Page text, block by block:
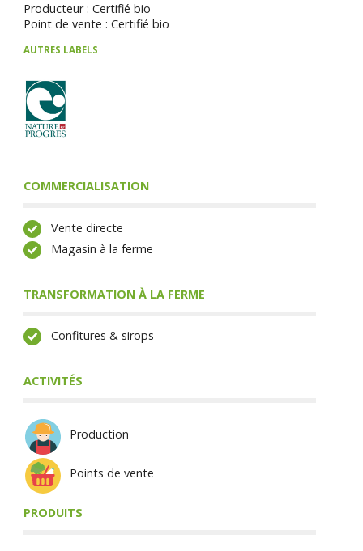
Producteur : Certifié bio
Point de vente : Certifié bio
AUTRES LABELS
COMMERCIALISATION
Vente directe
Magasin à la ferme
TRANSFORMATION À LA FERME
Confitures & sirops
ACTIVITÉS
Production
Points de vente
PRODUITS